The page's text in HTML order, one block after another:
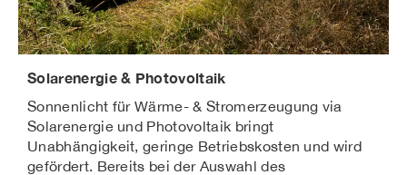
Solarenergie & Photovoltaik
Sonnenlicht für Wärme- & Stromerzeugung via
Solarenergie und Photovoltaik bringt
Unabhängigkeit, geringe Betriebskosten und wird
gefördert. Bereits bei der Auswahl des